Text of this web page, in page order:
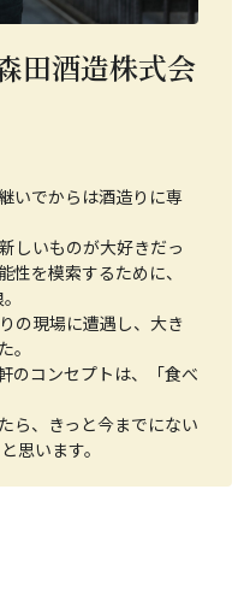
田酒造株式会
いでからは酒造りに専
しいものが大好きだっ
性を模索するために、
の現場に遭遇し、大き
。
のコンセプトは、「食べ
ら、きっと今までにない
思います。